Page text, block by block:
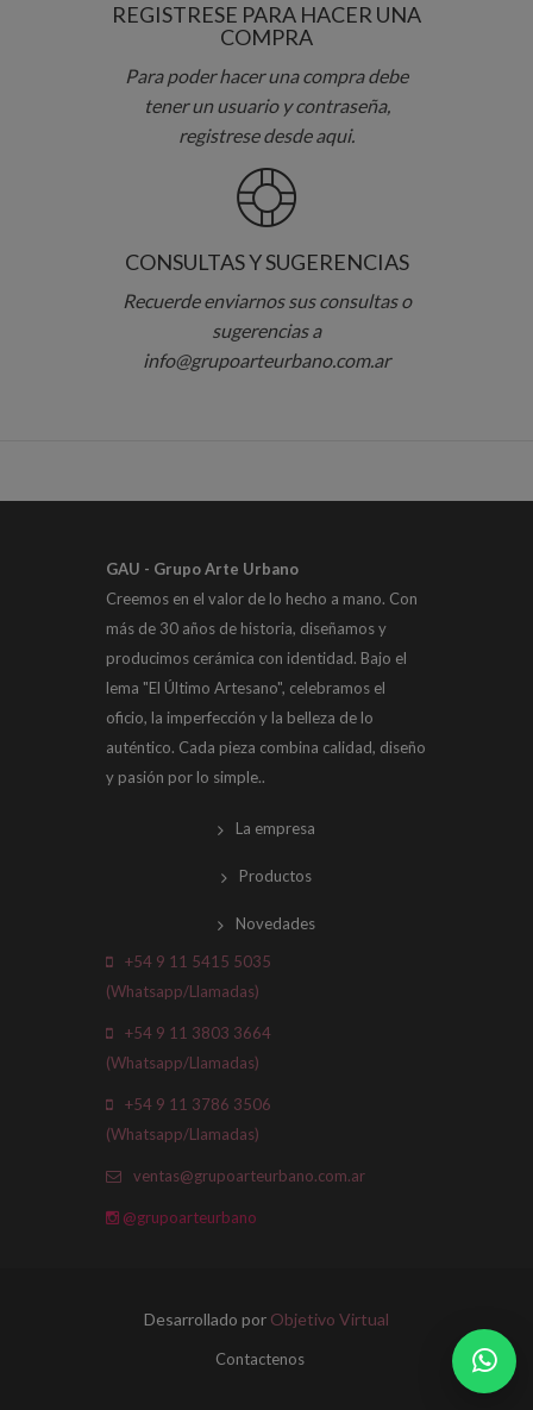
REGISTRESE PARA HACER UNA
COMPRA
Para poder hacer una compra debe
tener un usuario y contraseña,
registrese desde aqui.
CONSULTAS Y SUGERENCIAS
Recuerde enviarnos sus consultas o
sugerencias a
info@grupoarteurbano.com.ar
GAU - Grupo Arte Urbano
Creemos en el valor de lo hecho a mano. Con
más de 30 años de historia, diseñamos y
producimos cerámica con identidad. Bajo el
lema "El Último Artesano", celebramos el
oficio, la imperfección y la belleza de lo
auténtico. Cada pieza combina calidad, diseño
y pasión por lo simple..
La empresa
Productos
Novedades
+54 9 11 5415 5035
(Whatsapp/Llamadas)
+54 9 11 3803 3664
(Whatsapp/Llamadas)
+54 9 11 3786 3506
(Whatsapp/Llamadas)
ventas@grupoarteurbano.com.ar
@grupoarteurbano
Desarrollado por Objetivo Virtual
Contactenos